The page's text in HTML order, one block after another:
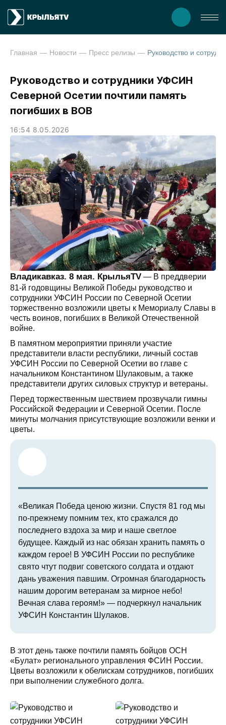
Главная Новости Пресс релизы
Руководство и сотрудники УФСИН
Северной Осетии почтили память
погибших в ВОВ
16:54 8.05.2026
Владикавказ. 8 мая. КрыльяTV — В преддверии
81-й годовщины Великой Победы руководство и
сотрудники УФСИН России по Северной Осетии
торжественно возложили цветы к Мемориалу Славы в
честь воинов, погибших в Великой Отечественной
войне.
В памятном мероприятии приняли участие
представители власти республики, личный состав
УФСИН России по Северной Осетии во главе с
начальником Константином Шулаковым, а также
представители других силовых структур и ветераны.
Перед торжественным шествием прозвучали гимны
Российской Федерации и Северной Осетии. После
минуты молчания присутствующие возложили венки и
цветы.
«Великая Победа ценою жизни. Спустя 81 год мы
по-прежнему помним тех, кто сражался до
последнего вздоха за мир и наше светлое
будущее. Каждый из нас обязан хранить память о
каждом герое! В УФСИН России по республике
свято чтут подвиг советского солдата и отдают
дань уважения павшим. Огромная благодарность
нашим дорогим ветеранам за мирное небо!
Вечная слава героям!» — подчеркнул начальник
УФСИН Константин Шулаков.
В этот день также почтили память бойцов ОСН
«Булат» регионального управления ФСИН России.
Цветы возложили к обелискам сотрудников, погибших
при выполнении служебного долга.